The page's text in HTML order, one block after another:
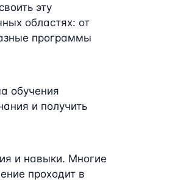
эту
областях: от
программы
обучения
и получить
и навыки. Многие
проходит в